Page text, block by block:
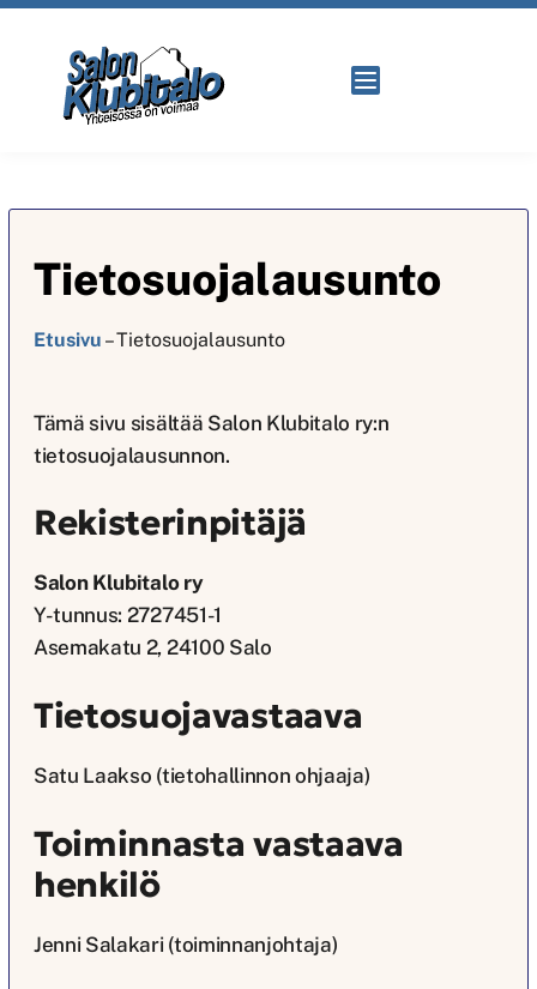
Tietosuojalausunto
Etusivu –Tietosuojalausunto
Tämä sivu sisältää Salon Klubitalo ry:n
tietosuojalausunnon.
Rekisterinpitäjä
Salon Klubitalo ry
Y-tunnus: 2727451-1
Asemakatu 2, 24100 Salo
Tietosuojavastaava
Satu Laakso (tietohallinnon ohjaaja)
Toiminnasta vastaava
henkilö
Jenni Salakari (toiminnanjohtaja)